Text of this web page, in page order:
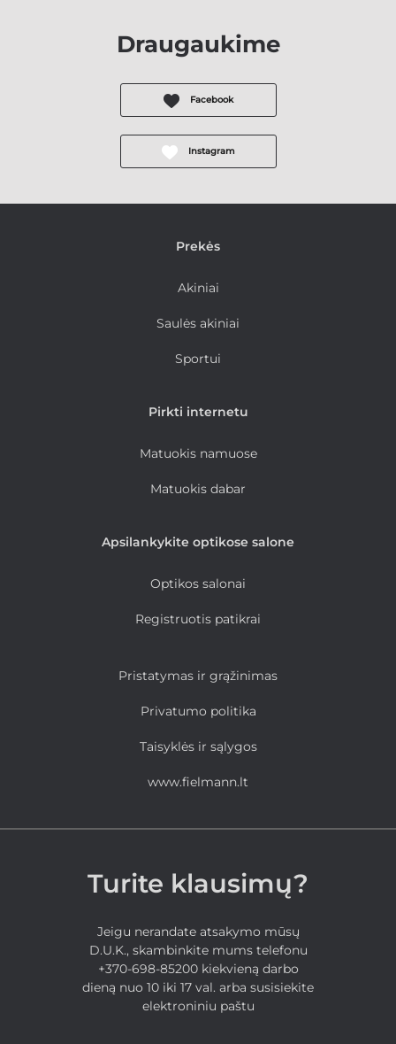
Draugaukime
Facebook
Instagram
Prekės
Akiniai
Saulės akiniai
Sportui
Pirkti internetu
Matuokis namuose
Matuokis dabar
Apsilankykite optikose salone
Optikos salonai
Registruotis patikrai
Pristatymas ir grąžinimas
Privatumo politika
Taisyklės ir sąlygos
www.fielmann.lt
Turite klausimų?
Jeigu nerandate atsakymo mūsų
D.U.K., skambinkite mums telefonu
+370-698-85200 kiekvieną darbo
dieną nuo 10 iki 17 val. arba susisiekite
elektroniniu paštu